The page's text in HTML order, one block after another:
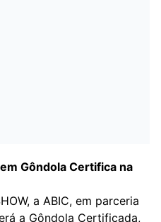
Gôndola Certifica na
a ABIC, em parceria
a Gôndola Certificada,